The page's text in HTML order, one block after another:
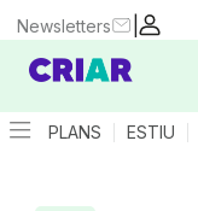
|
Newsletters
PLANS ESTIU